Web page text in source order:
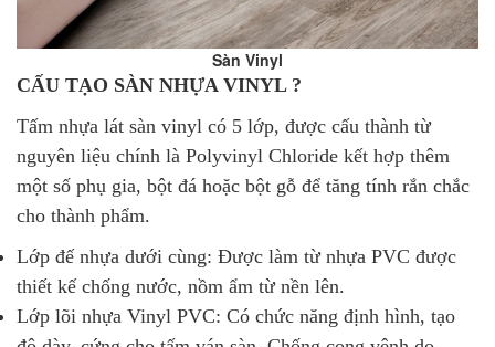
Sàn Vinyl
CẤU TẠO SÀN NHỰA VINYL ?
Tấm nhựa lát sàn vinyl có 5 lớp, được cấu thành từ
nguyên liệu chính là Polyvinyl Chloride kết hợp thêm
một số phụ gia, bột đá hoặc bột gỗ để tăng tính rắn chắc
cho thành phẩm.
Lớp đế nhựa dưới cùng: Được làm từ nhựa PVC được
thiết kế chống nước, nồm ẩm từ nền lên.
Lớp lõi nhựa Vinyl PVC: Có chức năng định hình, tạo